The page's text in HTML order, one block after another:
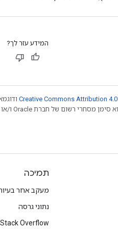
המידע עזר לך?
Creative Commons Attribution 4.0
תמיכה
מעקב אחר
נתוני גרסה
Stack Overflow